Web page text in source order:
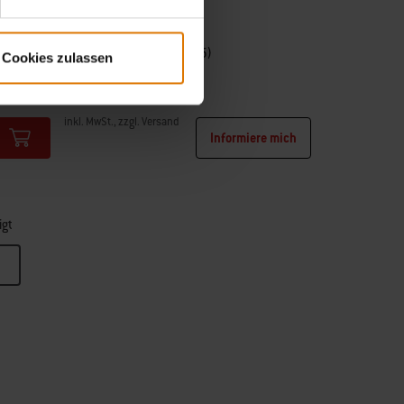
Cookies zulassen
Für Lumin Elektrogrill
(15)
109,99 €
inkl. MwSt., zzgl. Versand
Informiere mich